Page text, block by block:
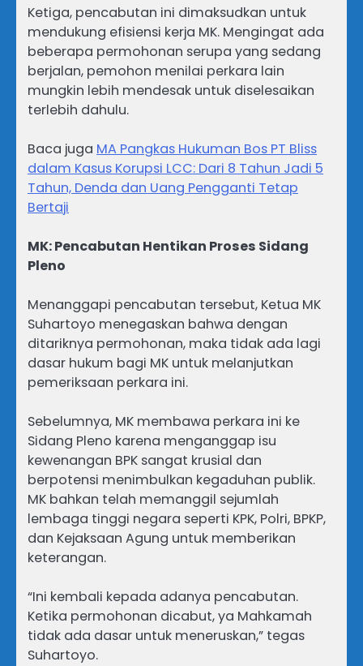
Ketiga, pencabutan ini dimaksudkan untuk
mendukung efisiensi kerja MK. Mengingat ada
beberapa permohonan serupa yang sedang
berjalan, pemohon menilai perkara lain
mungkin lebih mendesak untuk diselesaikan
terlebih dahulu.
Baca juga MA Pangkas Hukuman Bos PT Bliss
dalam Kasus Korupsi LCC: Dari 8 Tahun Jadi 5
Tahun, Denda dan Uang Pengganti Tetap
Bertaji
MK: Pencabutan Hentikan Proses Sidang
Pleno
Menanggapi pencabutan tersebut, Ketua MK
Suhartoyo menegaskan bahwa dengan
ditariknya permohonan, maka tidak ada lagi
dasar hukum bagi MK untuk melanjutkan
pemeriksaan perkara ini.
Sebelumnya, MK membawa perkara ini ke
Sidang Pleno karena menganggap isu
kewenangan BPK sangat krusial dan
berpotensi menimbulkan kegaduhan publik.
MK bahkan telah memanggil sejumlah
lembaga tinggi negara seperti KPK, Polri, BPKP,
dan Kejaksaan Agung untuk memberikan
keterangan.
“Ini kembali kepada adanya pencabutan.
Ketika permohonan dicabut, ya Mahkamah
tidak ada dasar untuk meneruskan,” tegas
Suhartoyo.